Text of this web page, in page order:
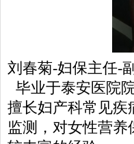
刘春菊-妇保主任-
毕业于泰安医院
擅长妇产科常见疾
监测，对女性营